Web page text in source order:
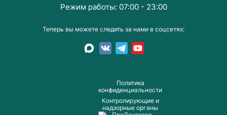
Пoлитика
конфиденциальности
Контролирующие и
надзорные органы
Теперь вы можете следить за нами в соцсетях:
Режим работы: 07:00 - 23:00